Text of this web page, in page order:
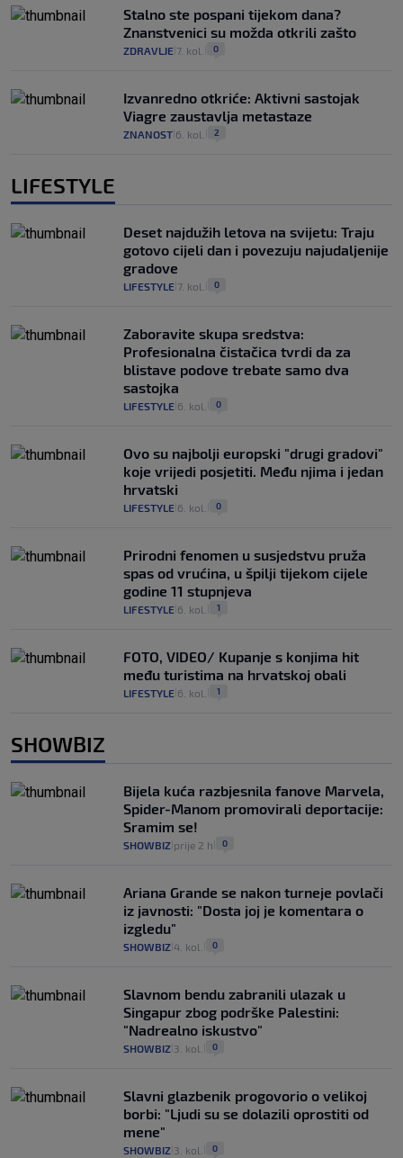
Stalno ste pospani tijekom dana?
Znanstvenici su možda otkrili zašto
ZDRAVLJE 7. kol. 0
Izvanredno otkriće: Aktivni sastojak
Viagre zaustavlja metastaze
ZNANOST 6. kol. 2
LIFESTYLE
Deset najdužih letova na svijetu: Traju
gotovo cijeli dan i povezuju najudaljenije
gradove
LIFESTYLE 7. kol. 0
Zaboravite skupa sredstva:
Profesionalna čistačica tvrdi da za
blistave podove trebate samo dva
sastojka
LIFESTYLE 6. kol. 0
Ovo su najbolji europski "drugi gradovi"
koje vrijedi posjetiti. Među njima i jedan
hrvatski
LIFESTYLE 6. kol. 0
Prirodni fenomen u susjedstvu pruža
spas od vrućina, u špilji tijekom cijele
godine 11 stupnjeva
LIFESTYLE 6. kol. 1
FOTO, VIDEO/ Kupanje s konjima hit
među turistima na hrvatskoj obali
LIFESTYLE 6. kol. 1
SHOWBIZ
Bijela kuća razbjesnila fanove Marvela,
Spider-Manom promovirali deportacije:
Sramim se!
SHOWBIZ prije 2 h 0
Ariana Grande se nakon turneje povlači
iz javnosti: "Dosta joj je komentara o
izgledu"
SHOWBIZ 4. kol. 0
Slavnom bendu zabranili ulazak u
Singapur zbog podrške Palestini:
"Nadrealno iskustvo"
SHOWBIZ 3. kol. 0
Slavni glazbenik progovorio o velikoj
borbi: "Ljudi su se dolazili oprostiti od
mene"
SHOWBIZ 3. kol. 0